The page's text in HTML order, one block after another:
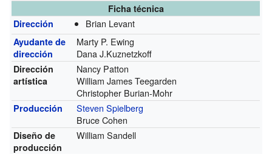
Ficha técnica
Dirección
Brian Levant
Ayudante de
dirección
Marty P. Ewing
Dana J.Kuznetzkoff
Dirección
artística
Nancy Patton
William James Teegarden
Christopher Burian-Mohr
Producción
Steven Spielberg
Bruce Cohen
Diseño de
producción
William Sandell